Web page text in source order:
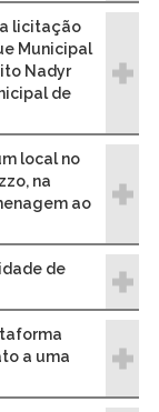
licitação
Municipal
Nadyr
de
local no
na
ao
de
a uma